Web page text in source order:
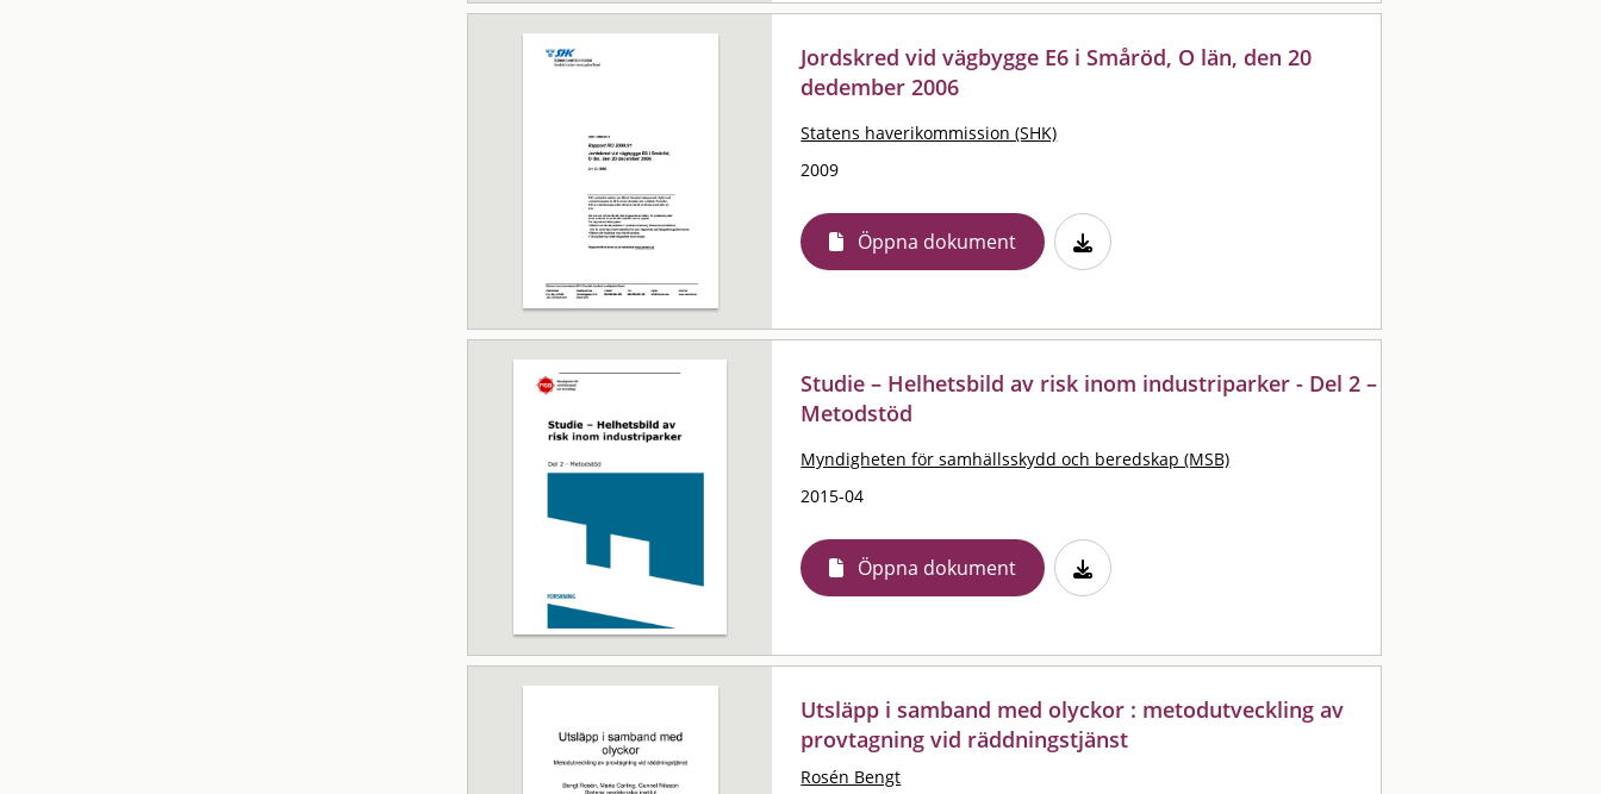
Jordskred vid vägbygge E6 i Småröd, O län, den 20
dedember 2006
Statens haverikommission (SHK)
2009
Öppna dokument
Studie – Helhetsbild av risk inom industriparker - Del 2 –
Metodstöd
Myndigheten för samhällsskydd och beredskap (MSB)
2015-04
Öppna dokument
Utsläpp i samband med olyckor : metodutveckling av
provtagning vid räddningstjänst
Rosén Bengt